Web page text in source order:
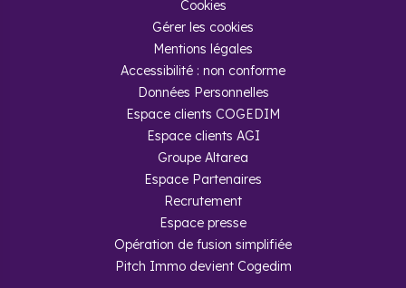
Cookies
Gérer les cookies
Mentions légales
Accessibilité : non conforme
Données Personnelles
Espace clients COGEDIM
Espace clients AGI
Groupe Altarea
Espace Partenaires
Recrutement
Espace presse
Opération de fusion simplifiée
Pitch Immo devient Cogedim